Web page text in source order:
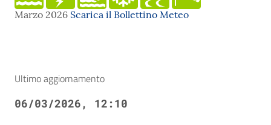
Marzo 2026 Scarica il Bollettino Meteo
Ultimo aggiornamento
06/03/2026, 12:10